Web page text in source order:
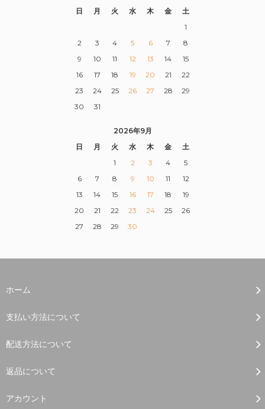
日
月 火 水 木 金
土
1
2
3 4 5 6 7
8
9
10 11 12 13 14
15
16
17 18 19 20 21
22
23
24 25 26 27 28
29
30
31
2026年9月
日
月 火 水 木 金
土
1
2 3 4
5
6
7 8 9 10 11
12
13
14 15 16 17 18
19
20
21 22 23 24 25
26
27
28 29 30
ホーム
支払い方法について
配送方法について
返品について
アカウント